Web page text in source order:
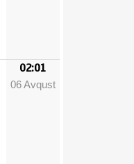
02:01
06 Avqust